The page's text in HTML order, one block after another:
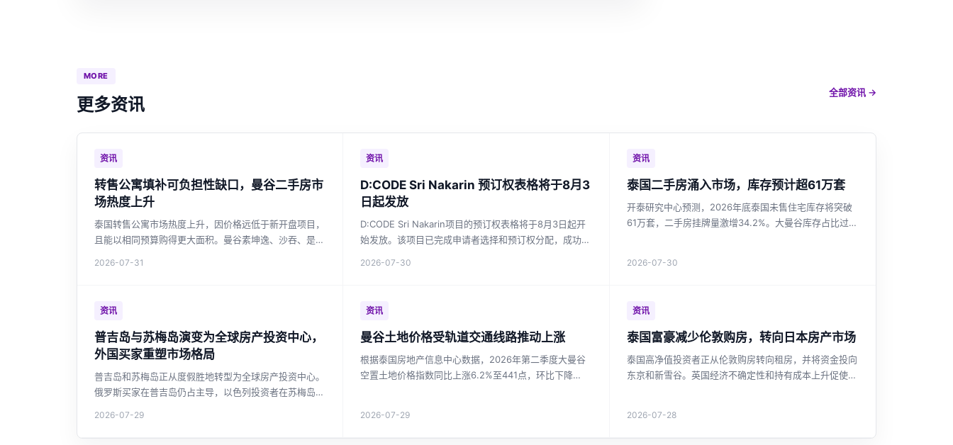
MORE
更多资讯
全部资讯 →
资讯
转售公寓填补可负担性缺口，曼谷二手房市
场热度上升
泰国转售公寓市场热度上升，因价格远低于新开盘项目，
且能以相同预算购得更大面积。曼谷素坤逸、沙吞、是隆
2026-07-31
资讯
D:CODE Sri Nakarin 预订权表格将于8月3
日起发放
D:CODE Sri Nakarin项目的预订权表格将于8月3日起开
始发放。该项目已完成申请者选择和预订权分配，成功接
2026-07-30
资讯
泰国二手房涌入市场，库存预计超61万套
开泰研究中心预测，2026年底泰国未售住宅库存将突破
61万套，二手房挂牌量激增34.2%。大曼谷库存占比过
有限。
2026-07-30
资讯
普吉岛与苏梅岛演变为全球房产投资中心，
外国买家重塑市场格局
普吉岛和苏梅岛正从度假胜地转型为全球房产投资中心。
俄罗斯买家在普吉岛仍占主导，以色列投资者在苏梅岛崛
2026-07-29
资讯
曼谷土地价格受轨道交通线路推动上涨
根据泰国房地产信息中心数据，2026年第二季度大曼谷
空置土地价格指数同比上涨6.2%至441点，环比下降
场整体趋于稳定，但新线路投资区域仍具增长潜力。对于
关注曼谷房价和泰国投资房产的投资者，这是重要的市场
2026-07-29
资讯
泰国富豪减少伦敦购房，转向日本房产市场
泰国高净值投资者正从伦敦购房转向租房，并将资金投向
东京和新雪谷。英国经济不确定性和持有成本上升促使调
2026-07-28